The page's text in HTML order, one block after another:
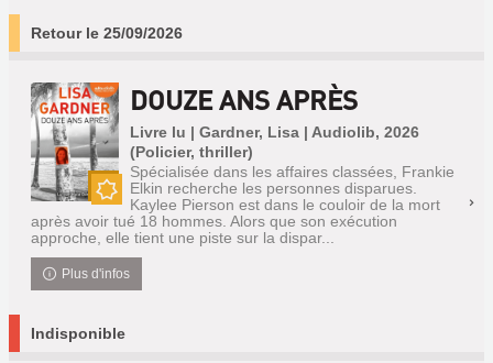
Retour le 25/09/2026
DOUZE ANS APRÈS
Livre lu | Gardner, Lisa | Audiolib, 2026
(Policier, thriller)
Spécialisée dans les affaires classées, Frankie
Elkin recherche les personnes disparues.
Kaylee Pierson est dans le couloir de la mort
après avoir tué 18 hommes. Alors que son exécution
approche, elle tient une piste sur la dispar...
Plus d'infos
Indisponible